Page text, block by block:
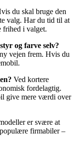
du skal bruge den
valg. Har du tid til at
frihed i valget.
og farve selv?
vejen frem. Hvis du
Ved kortere
fordelagtig.
give mere værdi over
er svære at
firmabiler –